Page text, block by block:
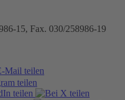
15, Fax. 030/258986-19